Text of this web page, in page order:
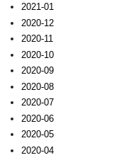
2021-01
2020-12
2020-11
2020-10
2020-09
2020-08
2020-07
2020-06
2020-05
2020-04